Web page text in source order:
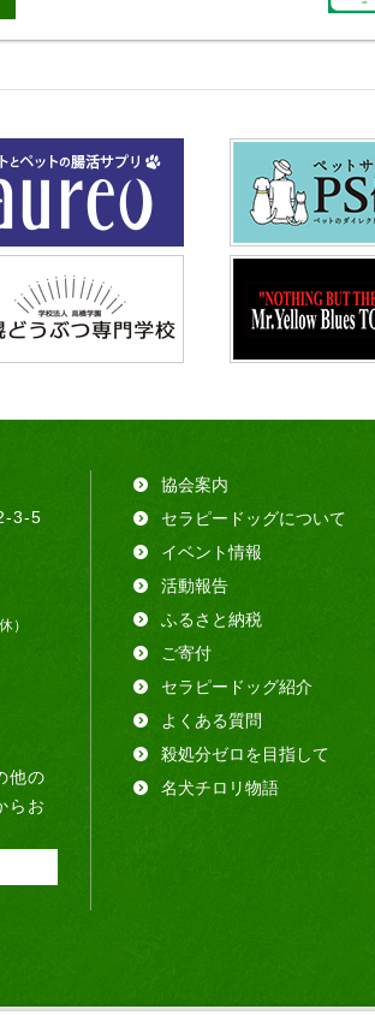
3-5
）
他の
らお
協会案内
セラピードッグについて
イベント情報
活動報告
ふるさと納税
ご寄付
セラピードッグ紹介
よくある質問
殺処分ゼロを目指して
名犬チロリ物語